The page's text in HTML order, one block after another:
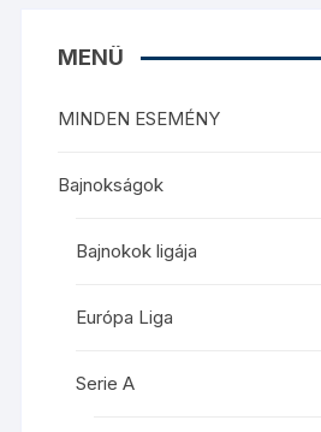
MENÜ
MINDEN ESEMÉNY
Bajnokságok
Bajnokok ligája
Európa Liga
Serie A